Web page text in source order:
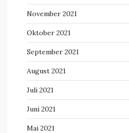
November 2021
Oktober 2021
September 2021
August 2021
Juli 2021
Juni 2021
Mai 2021